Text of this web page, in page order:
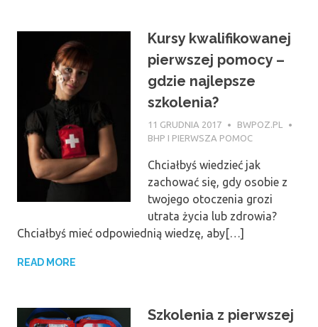
Kursy kwalifikowanej
pierwszej pomocy –
gdzie najlepsze
szkolenia?
11 GRUDNIA 2017
BWPOZ.PL
BHP I PIERWSZA POMOC
Chciałbyś wiedzieć jak
zachować się, gdy osobie z
twojego otoczenia grozi
utrata życia lub zdrowia?
Chciałbyś mieć odpowiednią wiedzę, aby[…]
READ MORE
Szkolenia z pierwszej